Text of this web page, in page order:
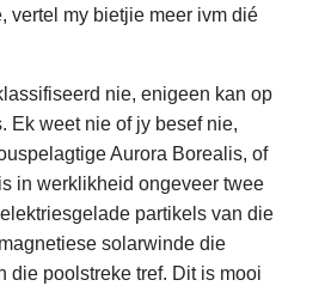
vertel my bietjie meer ivm dié
nie, enigeen kan op
Ek weet nie of jy besef nie,
Aurora Borealis, of
in werklikheid ongeveer twee
partikels van die
solarwinde die
die poolstreke tref. Dit is mooi